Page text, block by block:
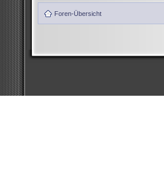
Foren-Übersicht